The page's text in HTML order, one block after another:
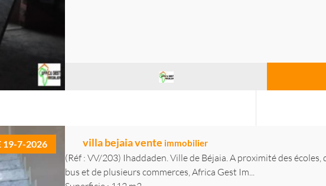
19-7-2026 villa bejaia vente immobilier
(Réf : VV/203) Ihaddaden. Ville de Béjaia. A proximité des
bus et de plusieurs commerces, Africa Gest Im...